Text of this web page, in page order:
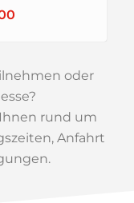
oder
rund um
Anfahrt